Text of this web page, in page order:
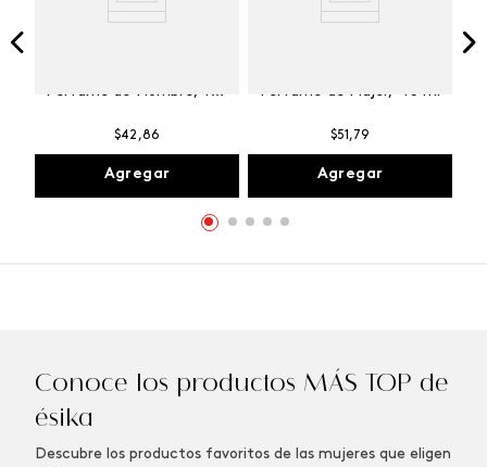
Perfume de Hombre, 100
$42 ,86
Agregar
Perfume de Mujer, 45 ml
$51 ,79
Agregar
Conoce los productos MÁS TOP de
ésika
Descubre los productos favoritos de las mujeres que eligen